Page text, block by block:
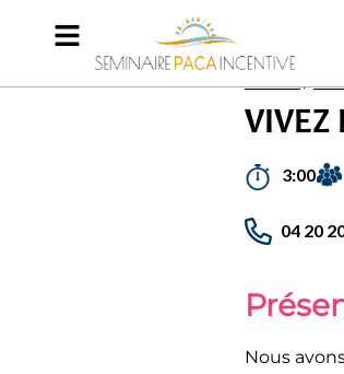
VIVEZ
3:00
04 20
Nous